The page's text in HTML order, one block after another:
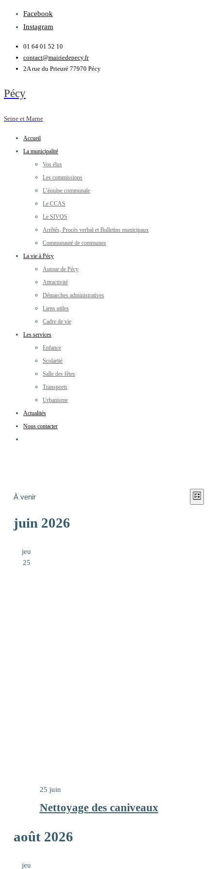
Facebook
Instagram
01 64 01 52 10
contact@mairiedepecy.fr
2A rue du Prieuré 77970 Pécy
Pécy
Seine et Marne
Accueil
La municipalité
Vos élus
Les commissions
L’équipe communale
Le CCAS
Le SIVOS
Arrêtés, Procès verbal et Bulletins municipaux
Communauté de communes
La vie à Pécy
Autour de Pécy
Attractivité
Démarches administratives
Liens utiles
Cadre de vie
Les services
Enfance
Scolarité
Salle des fêtes
Transports
Urbanisme
Actualités
Nous contacter
Évènements Liste
À venir
une
date.
juin 2026
jeu
25
Nettoyage des caniveaux
25 juin
août 2026
jeu